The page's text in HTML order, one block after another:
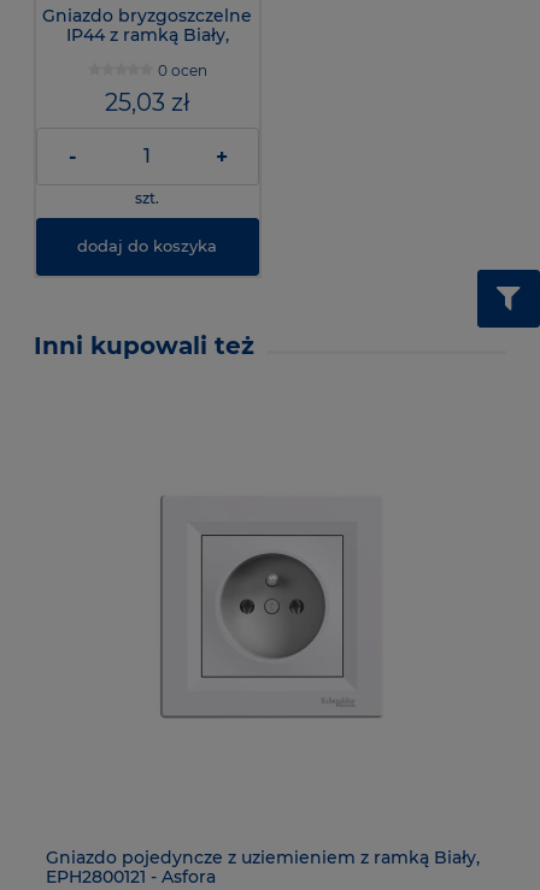
Gniazdo bryzgoszczelne
IP44 z ramką Biały,
0 ocen
25,03 zł
- +
szt.
dodaj do koszyka
Inni kupowali też
Gniazdo pojedyncze z uziemieniem z ramką Biały,
EPH2800121 - Asfora